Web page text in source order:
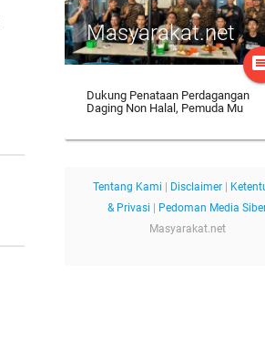
Masyarakat.net
Dukung Penataan Perdagangan
Daging Non Halal, Pemuda Mu
Tentang Kami Disclaimer
& Privasi
Pedoman Media
Masyarakat.net